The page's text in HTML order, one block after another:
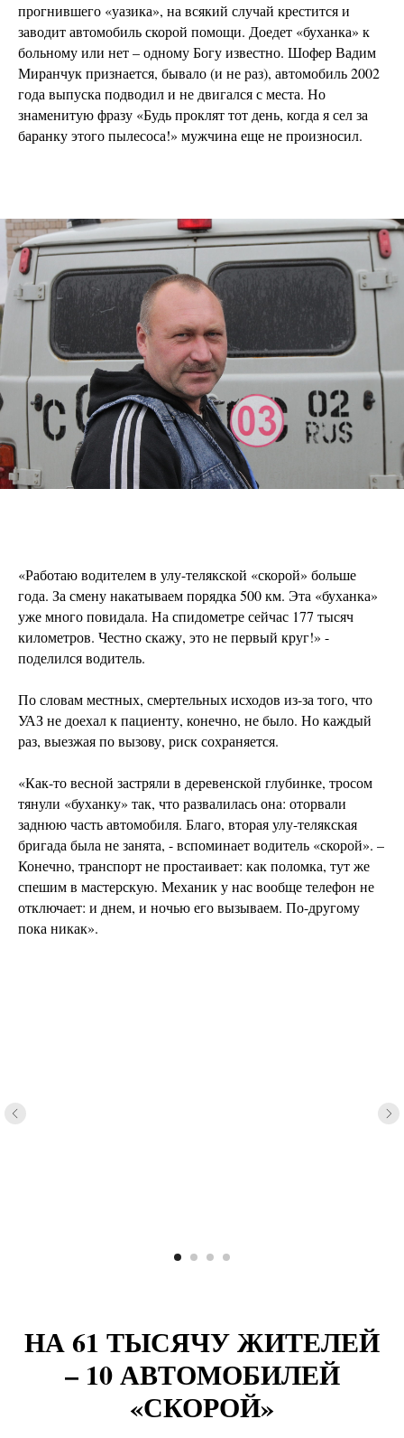
прогнившего «уазика», на всякий случай крестится и
заводит автомобиль скорой помощи. Доедет «буханка» к
больному или нет – одному Богу известно. Шофер Вадим
Миранчук признается, бывало (и не раз), автомобиль 2002
года выпуска подводил и не двигался с места. Но
знаменитую фразу «Будь проклят тот день, когда я сел за
баранку этого пылесоса!» мужчина еще не произносил.
«Работаю водителем в улу-телякской «скорой» больше
года. За смену накатываем порядка 500 км. Эта «буханка»
уже много повидала. На спидометре сейчас 177 тысяч
километров. Честно скажу, это не первый круг!» -
поделился водитель.
По словам местных, смертельных исходов из-за того, что
УАЗ не доехал к пациенту, конечно, не было. Но каждый
раз, выезжая по вызову, риск сохраняется.
«Как-то весной застряли в деревенской глубинке, тросом
тянули «буханку» так, что развалилась она: оторвали
заднюю часть автомобиля. Благо, вторая улу-телякская
бригада была не занята, - вспоминает водитель «скорой». –
Конечно, транспорт не простаивает: как поломка, тут же
спешим в мастерскую. Механик у нас вообще телефон не
отключает: и днем, и ночью его вызываем. По-другому
пока никак».
НА 61 ТЫСЯЧУ ЖИТЕЛЕЙ
– 10 АВТОМОБИЛЕЙ
«СКОРОЙ»